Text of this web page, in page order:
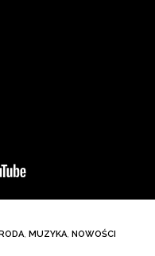
, MUZYKA, NOWOŚCI